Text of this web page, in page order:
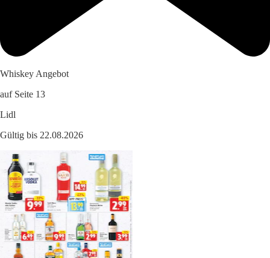
Whiskey Angebot
auf Seite 13
Lidl
Gültig bis 22.08.2026